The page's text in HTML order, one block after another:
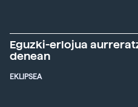
Eguzki-erlojua
denean
EKLIPSEA